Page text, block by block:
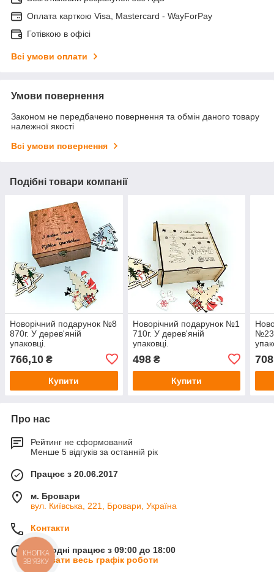
Оплата карткою Visa, Mastercard - WayForPay
Готівкою в офісі
Всі умови оплати
Умови повернення
Законом не передбачено повернення та обмін даного товару
належної якості
Всі умови повернення
Подібні товари компанії
Новорічний подарунок №8
870г. У дерев'яній
упаковці.
766,10 ₴
Купити
Новорічний подарунок №1
710г. У дерев'яній
упаковці.
498₴
Купити
№23
Про нас
Рейтинг не сформований
Менше 5 відгуків за останній рік
Працює з 20.06.2017
м. Бровари
вул. Київська, 221, Бровари, Україна
Контакти
Сьогодні працює з 09:00 до 18:00
Показати весь графік роботи
КНОПКА
ЗВ'ЯЗКУ